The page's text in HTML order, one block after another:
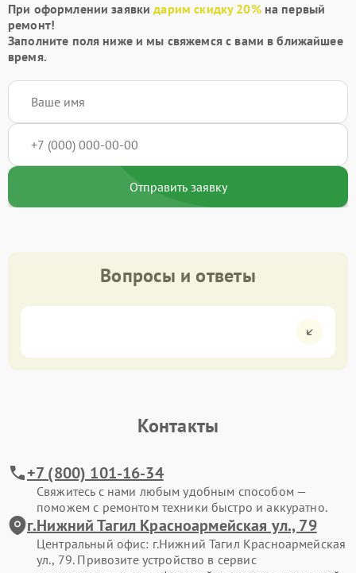
При оформлении заявкидарим скидку 20%на первый
ремонт!
Заполните поля ниже и мы свяжемся с вами в ближайшее
время.
Отправить заявку
Вопросы и ответы
Контакты
+7 (800) 101-16-34
Свяжитесь с нами любым удобным способом —
поможем с ремонтом техники быстро и аккуратно.
г.Нижний Тагил Красноармейская ул., 79
Центральный офис: г.Нижний Тагил Красноармейская
ул., 79. Привозите устройство в сервис